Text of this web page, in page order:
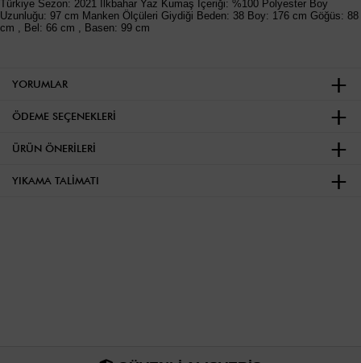
Türkiye Sezon: 2021 İlkbahar Yaz Kumaş İçeriği: %100 Polyester Boy
Uzunluğu: 97 cm Manken Ölçüleri Giydiği Beden: 38 Boy: 176 cm Göğüs: 88
cm , Bel: 66 cm , Basen: 99 cm
YORUMLAR
ÖDEME SEÇENEKLERI
ÜRÜN ÖNERILERI
YIKAMA TALIMATI